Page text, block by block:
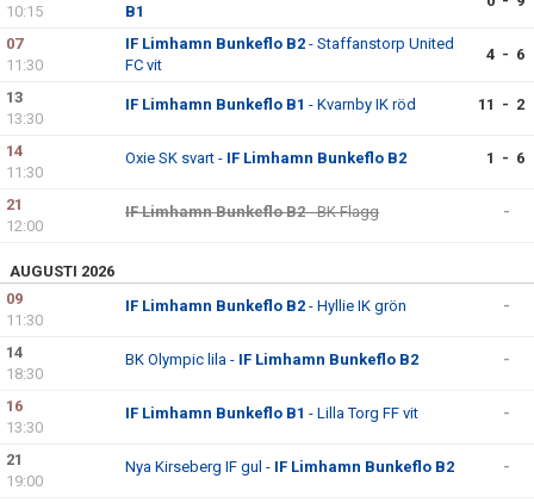
10:15
B1
07
11:30
IF Limhamn Bunkeflo B2 - Staffanstorp United
FC vit
4 - 6
13
13:30
IF Limhamn Bunkeflo B1 - Kvarnby IK röd 11 - 2
14
11:30
Oxie SK svart - IF Limhamn Bunkeflo B2 1 - 6
21
12:00
IF Limhamn Bunkeflo B2- BK Flagg -
AUGUSTI 2026
09
11:30
IF Limhamn Bunkeflo B2 - Hyllie IK grön -
14
18:30
BK Olympic lila - IF Limhamn Bunkeflo B2 -
16
13:30
IF Limhamn Bunkeflo B1 - Lilla Torg FF vit -
21
19:00
Nya Kirseberg IF gul - IF Limhamn Bunkeflo B2 -